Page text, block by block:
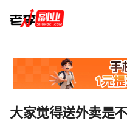
大家觉得送外卖是